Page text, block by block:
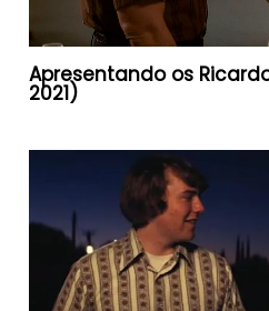
Apresentando os
2021)